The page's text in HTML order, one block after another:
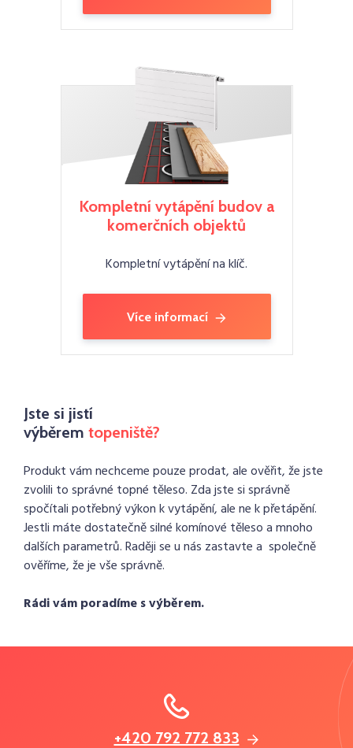
Kompletní vytápění budov a
komerčních objektů
Kompletní vytápění na klíč.
Více informací
Jste si jistí
výběrem topeniště?
Produkt vám nechceme pouze prodat, ale ověřit, že jste
zvolili to správné topné těleso. Zda jste si správně
spočítali potřebný výkon k vytápění, ale ne k přetápění.
Jestli máte dostatečně silné komínové těleso a mnoho
dalších parametrů. Raději se u nás zastavte a společně
ověříme, že je vše správně.
Rádi vám poradíme s výběrem.
+420 792 772 833